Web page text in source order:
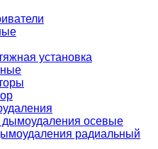
установка
дымоудаления осевые
радиальный